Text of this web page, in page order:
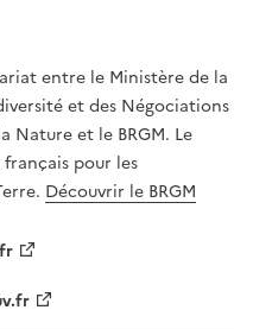
T
É
,
É
G
A
L
F
entre le Ministère de la
et des Négociations
Nature et le BRGM. Le
français pour les
Découvrir le BRGM